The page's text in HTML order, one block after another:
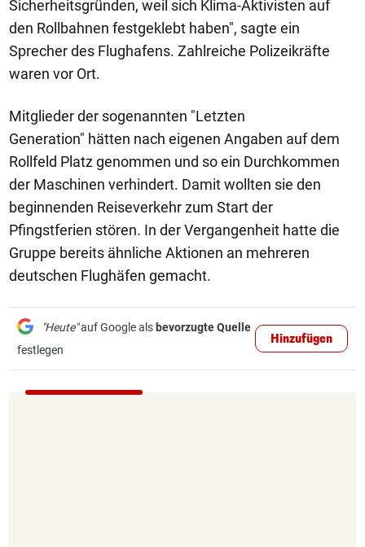
Sicherheitsgründen, weil sich Klima-Aktivisten auf
den Rollbahnen festgeklebt haben", sagte ein
Sprecher des Flughafens. Zahlreiche Polizeikräfte
waren vor Ort.
Mitglieder der sogenannten "Letzten
Generation" hätten nach eigenen Angaben auf dem
Rollfeld Platz genommen und so ein Durchkommen
der Maschinen verhindert. Damit wollten sie den
beginnenden Reiseverkehr zum Start der
Pfingstferien stören. In der Vergangenheit hatte die
Gruppe bereits ähnliche Aktionen an mehreren
deutschen Flughäfen gemacht.
"Heute"auf Google als bevorzugte Quelle
festlegen
Hinzufügen